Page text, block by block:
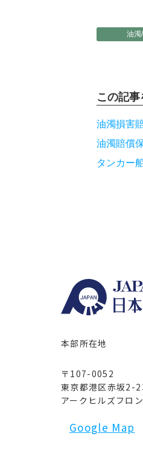
油濁
この記
油濁損害
油濁賠償
タンカー
本部所在地
〒107-0052
東京都港区赤坂2-
アークヒルズフロ
Google Map